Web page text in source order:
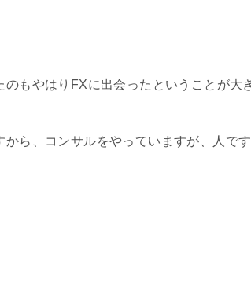
もやはりFXに出会ったということが大
ら、コンサルをやっていますが、人で